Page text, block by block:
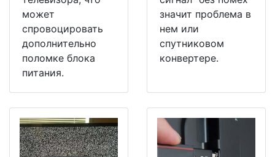
может
спровоцировать
дополнительно
поломке блока
питания.
значит проблема в
нем или
спутниковом
конвертере.